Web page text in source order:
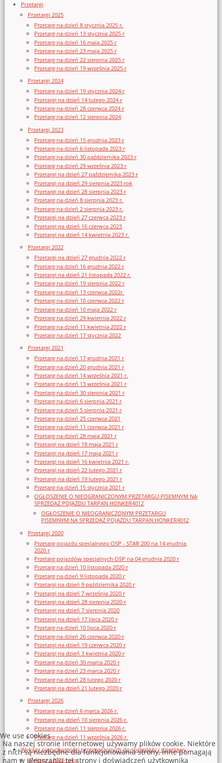
Przetargi
Przetargi 2025
Przetarg na dzień 8 stycznia 2025 r.
Przetarg na dzień 13 stycznia 2025 r
Przetarg na dzień 16 maja 2025 r
Przetarg na dzień 23 maja 2025 r
Przetarg na dzień 22 sierpnia 2025 r
Przetarg na dzień 19 września 2025 r
Przetargi 2024
Przetarg na dzień 19 stycznia 2024 r
Przetargi na dzień 14 lutego 2024 r
Przetarg na dzień 28 czerwca 2024 r
Przetarg na dzień 12 sierpnia 2024
Przetargi 2023
Przetarg na dzień 15 grudnia 2023 r
Przetarg na dzień 6 listopada 2023 r
Przetarg na dzień 30 października 2023 r
Przetarg na dzień 29 września 2023 r
Przetargi na dzień 27 października 2023 r
Przetargi na dzień 29 sierpnia 2023 rok
Przetargi na dzień 28 sierpnia 2023 r
Przetarg na dzień 8 sierpnia 2023 r.
Przetarg na dzień 2 sierpnia 2023 r.
Przetargi na dzień 27 czerwca 2023 r
Przetargi na dzień 16 czerwca 2023
Przetargi na dzień 14 kwietnia 2023 r.
Przetargi 2022
Przetargi na dzień 27 grudnia 2022 r
Przetarg na dzień 16 grudnia 2022 r
Przetargi na dzień 21 listopada 2022 r.
Przetarg na dzień 19 sierpnia 2022 r
Przetarg na dzień 13 czerwca 2022r.
Przetarg na dzień 10 czerwca 2022 r
Przetarg na dzień 10 maja 2022 r
Przetarg na dzień 29 kwietnia 2022 r
Przetarg na dzień 11 kwietnia 2022 r
Przetarg na dzień 17 stycznia 2022
Przetargi 2021
Przetarg na dzień 17 grudnia 2021 r
Przetarg na dzień 20 grudnia 2021 r
Przetarg na dzień 14 września 2021 r.
Przetarg na dzień 13 września 2021 r
Przetarg na dzień 30 sierpnia 2021 r
Przetarg na dzień 6 sierpnia 2021 r
Przetarg na dzień 5 sierpnia 2021 r
Przetarg na dzień 25 czerwca 2021
Przetarg na dzień 11 czerwca 2021 r
Przetarg na dzień 28 maja 2021 r
Przetargi na dzień 18 maja 2021 r
Przetargi na dzień 17 maja 2021 r
Przetargi na dzień 16 kwietnia 2021 r.
Przetargi na dzień 22 lutego 2021 r
Przetargi na dzień 19 lutego 2021 r
Przetarg na dzień 15 stycznia 2021 r
OGŁOSZENIE O NIEOGRANICZONYM PRZETARGU PISEMNYM NA
SPRZEDAŻ POJAZDU TARPAN HONKER4012
OGŁOSZENIE O NIEOGRANICZONYM PRZETARGU
PISEMNYM NA SPRZEDAŻ POJAZDU TARPAN HONKER4012
Przetargi 2020
Przetarg pojazdu specjalnego OSP - STAR 200 na 14 grudnia
2020 r
Przetarg pojazdów specjalnych OSP na 04 grudnia 2020 r
Przetarg na dzień 10 listopada 2020 r
Przetarg na dzień 9 listopada 2020 r
Przetargi na dzień 9 października 2020 r
Przetargi na dzień 7 września 2020 r
Przetargi na dzień 28 sierpnia 2020 r
Przetargi na dzień 7 sierpnia 2020
Przetargi na dzień 17 lipca 2020 r
Przetarg na dzień 10 lipca 2020 r
Przetarg na dzień 26 czerwca 2020 r
Przetargi na dzień 19 czerwca 2020 r
Przetargi na dzień 3 kwietnia 2020 r
Przetarg na dzień 30 marca 2020 r
Przetarg na dzień 23 marca 2020 r
Przetarg na dzień 28 lutego 2020 r
Przetargi na dzień 21 lutego 2020 r
Przetargi 2026
Przetarg na dzień 6 marca 2026 r.
Przetargi na dzień 10 sierpnia 2026 r.
Przetarg na dzień 11 sierpnia 2026 r.
Przetarg na dzień 11 września 2026 r.
Wykazy nieruchomości przeznaczonych do sprzedaży i dzierżawy
Wykazy z 2026 roku
We use cookies
Na naszej stronie internetowej używamy plików cookie. Niektóre
z nich są niezbędne dla funkcjonowania strony, inne pomagają
nam w ulepszaniu tej strony i doświadczeń użytkownika